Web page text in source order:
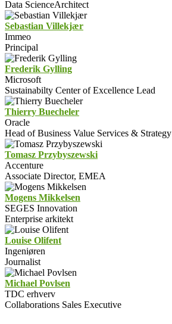
Data ScienceArchitect
Sebastian Villekjær
Immeo
Principal
Frederik Gylling
Microsoft
Sustainabilty Center of Excellence Lead
Thierry Buecheler
Oracle
Head of Business Value Services & Strategy
Tomasz Przybyszewski
Accenture
Associate Director, EMEA
Mogens Mikkelsen
SEGES Innovation
Enterprise arkitekt
Louise Olifent
Ingeniøren
Journalist
Michael Povlsen
TDC erhverv
Collaborations Sales Executive